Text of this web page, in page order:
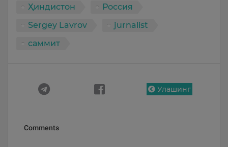
Ҳиндистон
Россия
Sergey Lavrov
jurnalist
саммит
Улашинг